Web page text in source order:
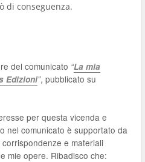
di conseguenza.
del comunicato “La mia
Edizioni”, pubblicato su
per questa vicenda e
nel comunicato è supportato da
e materiali
mie opere. Ribadisco che: